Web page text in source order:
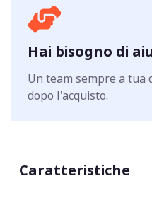
Hai bisogno di
Un team sempre a tua
dopo l'acquisto.
Caratteristiche